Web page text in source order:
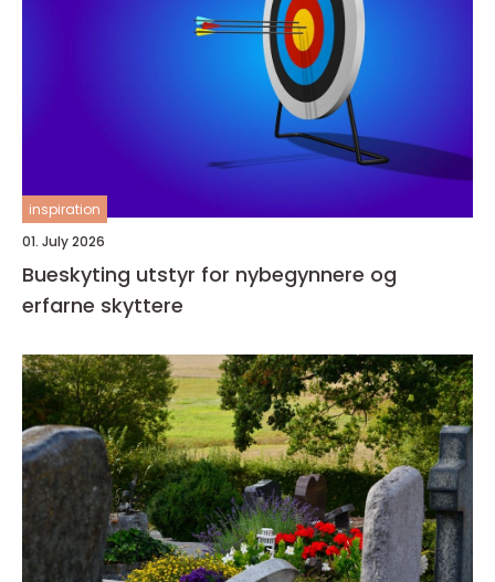
inspiration
01. July 2026
Bueskyting utstyr for nybegynnere og
erfarne skyttere